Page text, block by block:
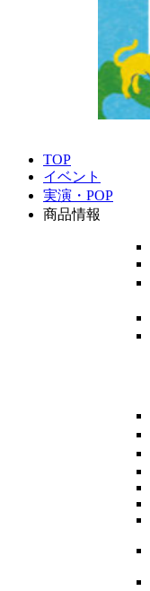
TOP
イベント
実演・POP
商品情報